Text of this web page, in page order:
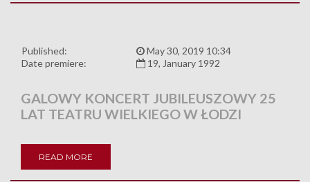
Published:
May 30, 2019 10:34
Date premiere:
19, January 1992
GALOWY KONCERT JUBILEUSZOWY 25
LAT TEATRU WIELKIEGO W ŁODZI
READ MORE